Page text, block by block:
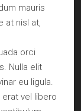
mauris
at nisl at,
orci
Nulla elit
eu ligula.
vel libero